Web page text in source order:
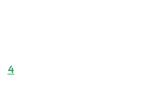
4